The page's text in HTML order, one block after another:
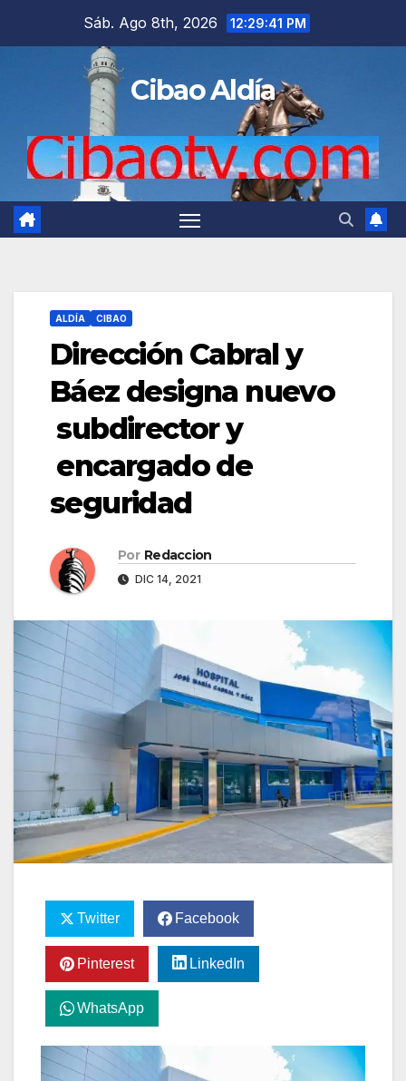
Sáb. Ago 8th, 2026 12:29:42 PM
Cibao Aldía
ALDÍA CIBAO
Dirección Cabral y
Báez designa nuevo
subdirector y
encargado de
seguridad
Por Redaccion
DIC 14, 2021
Twitter Facebook
Pinterest LinkedIn
WhatsApp